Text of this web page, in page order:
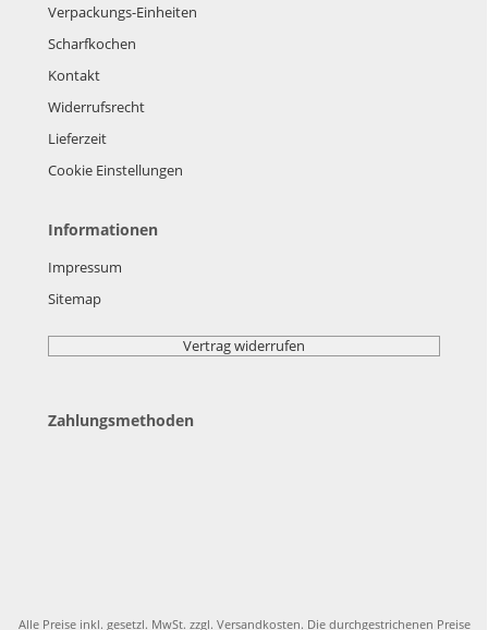
Verpackungs-Einheiten
Scharfkochen
Kontakt
Widerrufsrecht
Lieferzeit
Cookie Einstellungen
Informationen
Impressum
Sitemap
Vertrag widerrufen
Zahlungsmethoden
Alle Preise inkl. gesetzl. MwSt. zzgl. Versandkosten. Die durchgestrichenen Preise